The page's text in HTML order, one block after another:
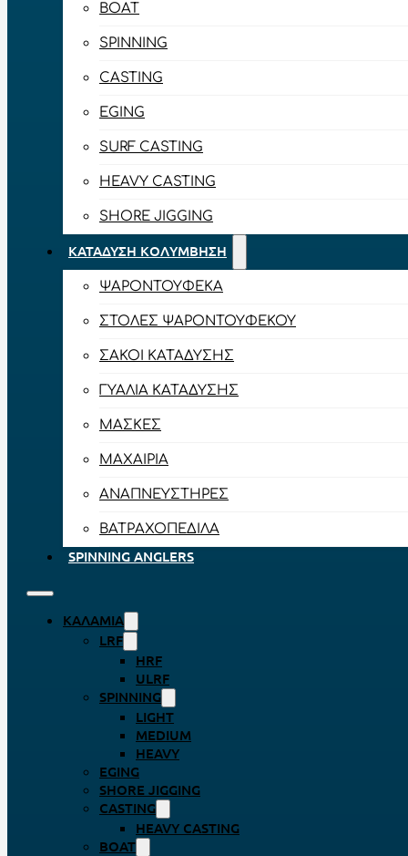
BOAT
SPINNING
CASTING
EGING
SURF CASTING
HEAVY CASTING
SHORE JIGGING
ΚΑΤΆΔΥΣΗ ΚΟΛΎΜΒΗΣΗ
ΨΑΡΟΝΤΟΎΦΕΚΑ
ΣΤΟΛΈΣ ΨΑΡΟΝΤΟΎΦΕΚΟΥ
ΣΆΚΟΙ ΚΑΤΆΔΥΣΗΣ
ΓΥΑΛΙΆ ΚΑΤΆΔΥΣΗΣ
ΜΆΣΚΕΣ
ΜΑΧΑΊΡΙΑ
ΑΝΑΠΝΕΥΣΤΉΡΕΣ
ΒΑΤΡΑΧΟΠΈΔΙΛΑ
SPINNING ANGLERS
ΚΑΛΆΜΙΑ
LRF
HRF
ULRF
SPINNING
LIGHT
MEDIUM
HEAVY
EGING
SHORE JIGGING
CASTING
HEAVY CASTING
BOAT